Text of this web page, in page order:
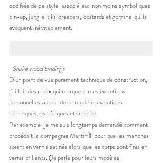
codifiée de ce style, associé aux non moins symboliques
pin-up, jungle, tiki, creepers, costards et gomina, qu’ils
évoquent inévitablement.
Snake wood bindings
D’un point de vue purement technique de construction,
j’ai fait des choix qui marquent mes évolutions
personnelles autour de ce modèle, évolutions
techniques, esthétiques et sonores:
Par exemple, je me suis longtemps demandé comment
procédait la compagnie Martin® pour que les manches
soient en vernis satinés alors que les corps sont finis en
vernis brillants. (Je parle pour leurs modèles